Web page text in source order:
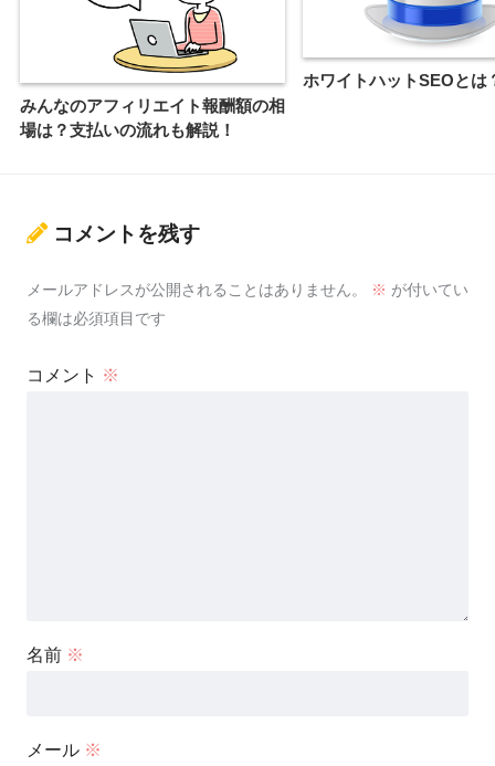
みんなのアフィリエイト報酬額の相
場は？支払いの流れも解説！
ホワイトハットSEOとは
コメントを残す
メールアドレスが公開されることはありません。 ※ が付いてい
る欄は必須項目です
コメント ※
名前 ※
メール ※